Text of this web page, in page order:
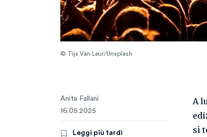
© Tijs Van Leur/Unsplash
Anita Fallani
16.05.2025
Leggi più tardi
A
si